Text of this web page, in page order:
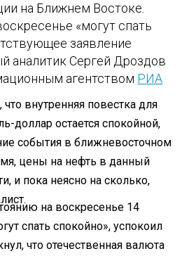
на Ближнем Востоке.
«могут спать
заявление
аналитик Сергей Дроздов
агентством РИА
что внутренняя повестка для
доллар остается спокойной,
события в ближневосточном
цены на нефть в данный
и пока неясно на сколько,
на воскресенье 14
спать спокойно», успокоил
что отечественная валюта